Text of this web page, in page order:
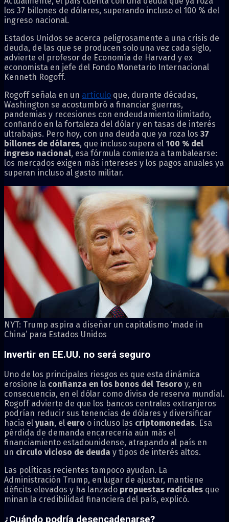
los 37 billones de dólares, superando incluso el 100 % del
ingreso nacional.
Estados Unidos se acerca peligrosamente a una crisis de
deuda, de las que se producen solo una vez cada siglo,
advierte el profesor de Economía de Harvard y ex
economista en jefe del Fondo Monetario Internacional
Kenneth Rogoff.
Rogoff señala en un artículo que, durante décadas,
Washington se acostumbró a financiar guerras,
pandemias y recesiones con endeudamiento ilimitado,
confiando en la fortaleza del dólar y en tasas de interés
ultrabajas. Pero hoy, con una deuda que ya roza los 37
billones de dólares, que incluso supera el 100 % del
ingreso nacional, esa fórmula comienza a tambalearse:
los mercados exigen más intereses y los pagos anuales ya
superan incluso al gasto militar.
NYT: Trump aspira a diseñar un capitalismo ‘made in
China’ para Estados Unidos
Invertir en EE.UU. no será seguro
Uno de los principales riesgos es que esta dinámica
erosione la confianza en los bonos del Tesoro y, en
consecuencia, en el dólar como divisa de reserva mundial.
Rogoff advierte de que los bancos centrales extranjeros
podrían reducir sus tenencias de dólares y diversificar
hacia el yuan, el euro o incluso las criptomonedas. Esa
pérdida de demanda encarecería aún más el
financiamiento estadounidense, atrapando al país en
un círculo vicioso de deuda y tipos de interés altos.
Las políticas recientes tampoco ayudan. La
Administración Trump, en lugar de ajustar, mantiene
déficits elevados y ha lanzado propuestas radicales que
minan la credibilidad financiera del país, explicó.
¿Cuándo podría desencadenarse?